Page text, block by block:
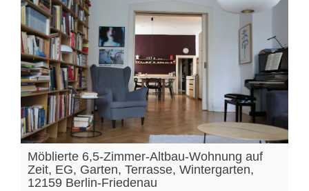
Möblierte 6,5-Zimmer-Altbau-Wohnung auf
Zeit, EG, Garten, Terrasse, Wintergarten,
12159 Berlin-Friedenau